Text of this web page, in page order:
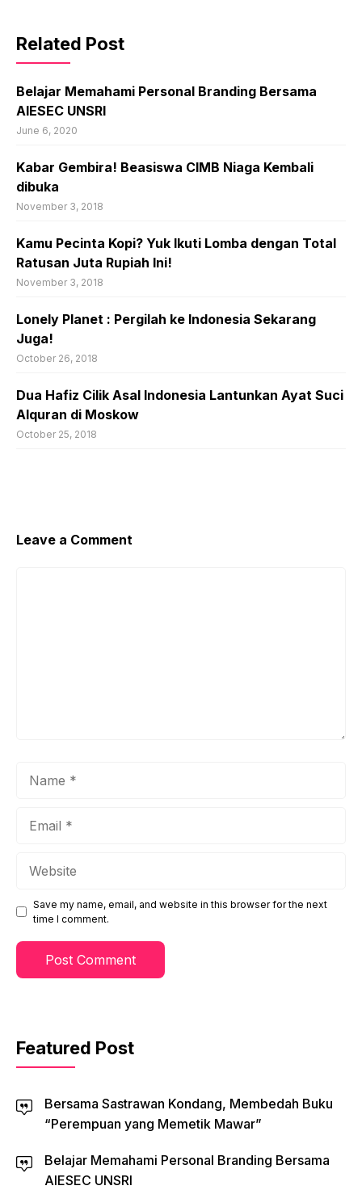
Related Post
Belajar Memahami Personal Branding Bersama
AIESEC UNSRI
June 6, 2020
Kabar Gembira! Beasiswa CIMB Niaga Kembali
dibuka
November 3, 2018
Kamu Pecinta Kopi? Yuk Ikuti Lomba dengan Total
Ratusan Juta Rupiah Ini!
November 3, 2018
Lonely Planet : Pergilah ke Indonesia Sekarang
Juga!
October 26, 2018
Dua Hafiz Cilik Asal Indonesia Lantunkan Ayat Suci
Alquran di Moskow
October 25, 2018
Leave a Comment
Save my name, email, and website in this browser for the next
time I comment.
Featured Post
Bersama Sastrawan Kondang, Membedah Buku
“Perempuan yang Memetik Mawar”
Belajar Memahami Personal Branding Bersama
AIESEC UNSRI